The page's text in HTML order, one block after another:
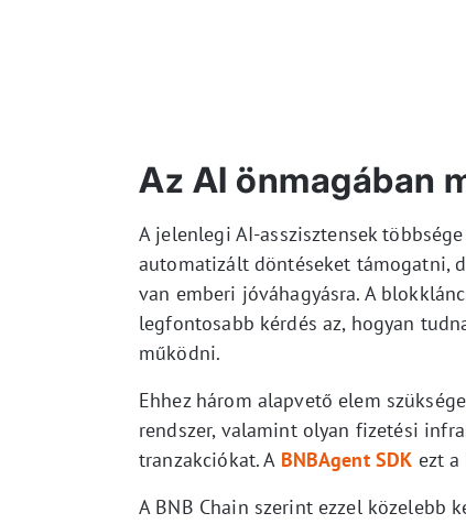
Az AI önmagában
A jelenlegi AI-asszisztensek
automatizált döntéseket támogatni,
van emberi jóváhagyásra. A
legfontosabb kérdés az, hogyan
működni.
Ehhez három alapvető elem
rendszer, valamint olyan fizetési
tranzakciókat. A BNBAgent SDK ezt
A BNB Chain szerint ezzel közelebb